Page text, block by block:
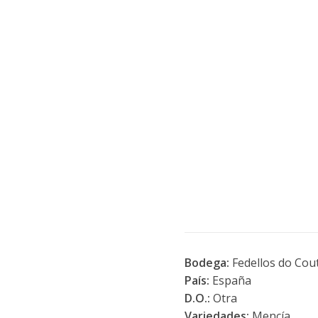
Bodega: Fedellos do
País: España
D.O.: Otra